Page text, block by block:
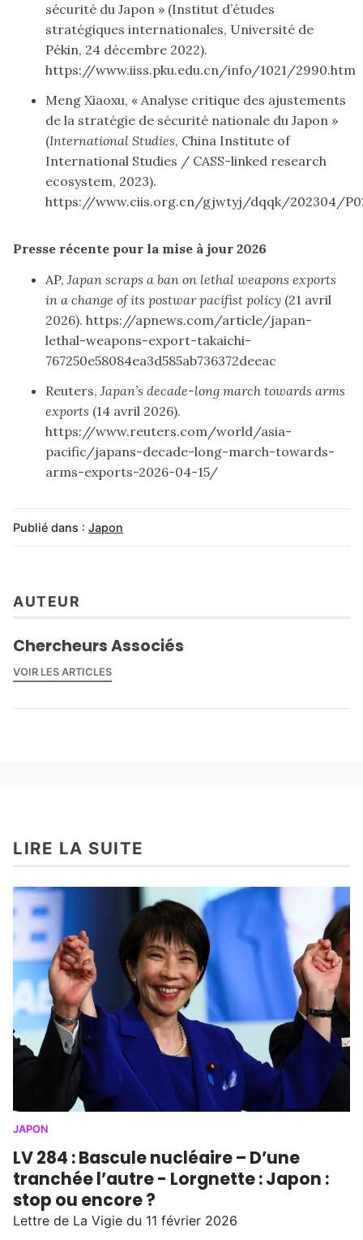
sécurité du Japon » (Institut d’études
stratégiques internationales, Université de
Pékin, 24 décembre 2022).
https://www.iiss.pku.edu.cn/info/1021/2990.htm
Meng Xiaoxu, « Analyse critique des ajustements
de la stratégie de sécurité nationale du Japon »
(International Studies, China Institute of
International Studies / CASS-linked research
ecosystem, 2023).
https://www.ciis.org.cn/gjwtyj/dqqk/202304/
Presse récente pour la mise à jour 2026
AP, Japan scraps a ban on lethal weapons exports
in a change of its postwar pacifist policy (21 avril
2026). https://apnews.com/article/japan-
lethal-weapons-export-takaichi-
767250e58084ea3d585ab736372deeac
Reuters, Japan’s decade-long march towards arms
exports (14 avril 2026).
https://www.reuters.com/world/asia-
pacific/japans-decade-long-march-towards-
arms-exports-2026-04-15/
Publié dans : Japon
AUTEUR
Chercheurs Associés
VOIR LES ARTICLES
LIRE LA SUITE
JAPON
LV 284 : Bascule nucléaire – D’une
tranchée l’autre - Lorgnette : Japon :
stop ou encore ?
Lettre de La Vigie du 11 février 2026